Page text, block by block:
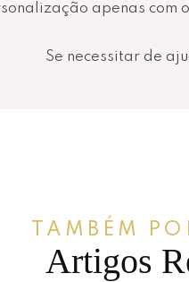
apenas com
Se necessitar de
TAMBÉM
Artigos